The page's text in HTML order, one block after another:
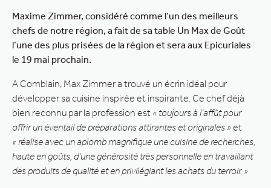
Maxime Zimmer, considéré comme l’un des meilleurs
chefs de notre région, a fait de sa table Un Max de Goût
l’une des plus prisées de la région et sera aux Epicuriales
le 19 mai prochain.
A Comblain, Max Zimmer a trouvé un écrin idéal pour
développer sa cuisine inspirée et inspirante. Ce chef déjà
bien reconnu par la profession est « toujours à l’affût pour
offrir un éventail de préparations attirantes et originales » et
« réalise avec un aplomb magnifique une cuisine de recherches,
haute en goûts, d’une générosité très personnelle en travaillant
des produits de qualité et en privilégiant les achats du terroir. »